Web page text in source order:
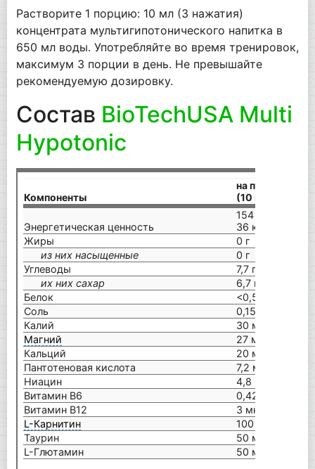
Растворите 1 порцию: 10 мл (3 нажатия)
концентрата мультигипотонического напитка в
650 мл воды. Употребляйте во время тренировок,
максимум 3 порции в день. Не превышайте
рекомендуемую дозировку.
Состав BioTechUSA Multi
Hypotonic
Компоненты
на порцию
(10 мл)
Энергетическая ценность
154 кДж /
36 ккал
Жиры
0 г
из них насыщенные
0 г
Углеводы
7,7 г
их них сахар
6,7 г
Белок
<0,5 г
Соль
0,15 г
Калий
30 мг
Магний
27 мг
Кальций
20 мг
Пантотеновая кислота
7,2 мг
Ниацин
4,8 мг
Витамин В6
0,42 мг
Витамин В12
3 мкг
L-Карнитин
100 мг
Таурин
50 мг
L-Глютамин
50 мг